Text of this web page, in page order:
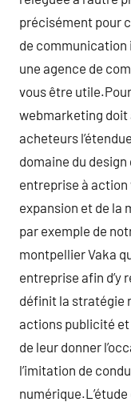
précisément pour
de
une agence de
vous être
webmarketing doit
acheteurs
domaine du design
entreprise à
expansion et de la
par exemple de
montpellier Vaka
entreprise afin d’y
définit la stratégie
actions publicité et
de leur donner
l’imitation de